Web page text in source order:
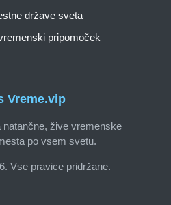
Vreme.vip
žive vremenske
po vsem svetu.
Vse pravice pridržane.
države sveta
pripomoček